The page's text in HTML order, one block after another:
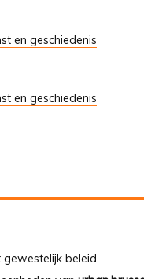
en geschiedenis
en geschiedenis
beleid